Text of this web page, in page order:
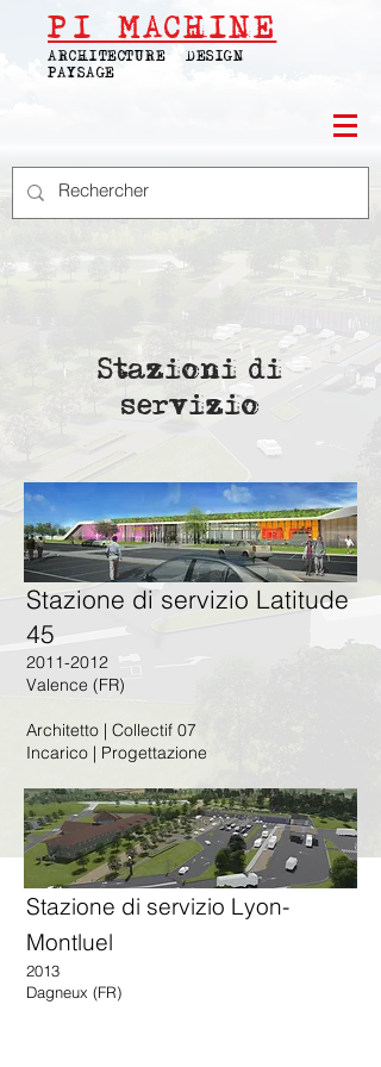
PIMACHINE
ARCHITECTURE | DESIGN |
PAYSAGE
Stazioni di
servizio
Stazione di servizio Latitude
45
2011-2012
Valence (FR)
Architetto | Collectif 07
Incarico | Progettazione
Stazione di servizio Lyon-
Montluel
2013
Dagneux (FR)